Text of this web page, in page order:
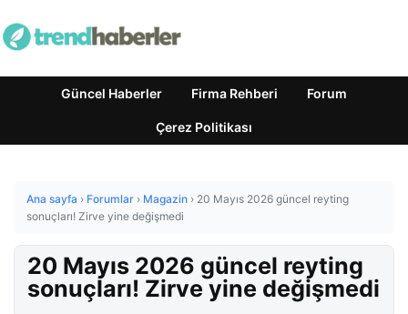
Güncel Haberler Firma Rehberi Forum
Çerez Politikası
Ana sayfa › Forumlar › Magazin › 20 Mayıs 2026 güncel reyting
sonuçları! Zirve yine değişmedi
20 Mayıs 2026 güncel reyting
sonuçları! Zirve yine değişmedi